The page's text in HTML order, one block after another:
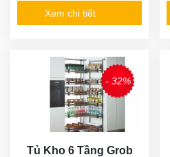
Xem chi tiết
- 32%
Tủ Kho 6 Tầng Grob